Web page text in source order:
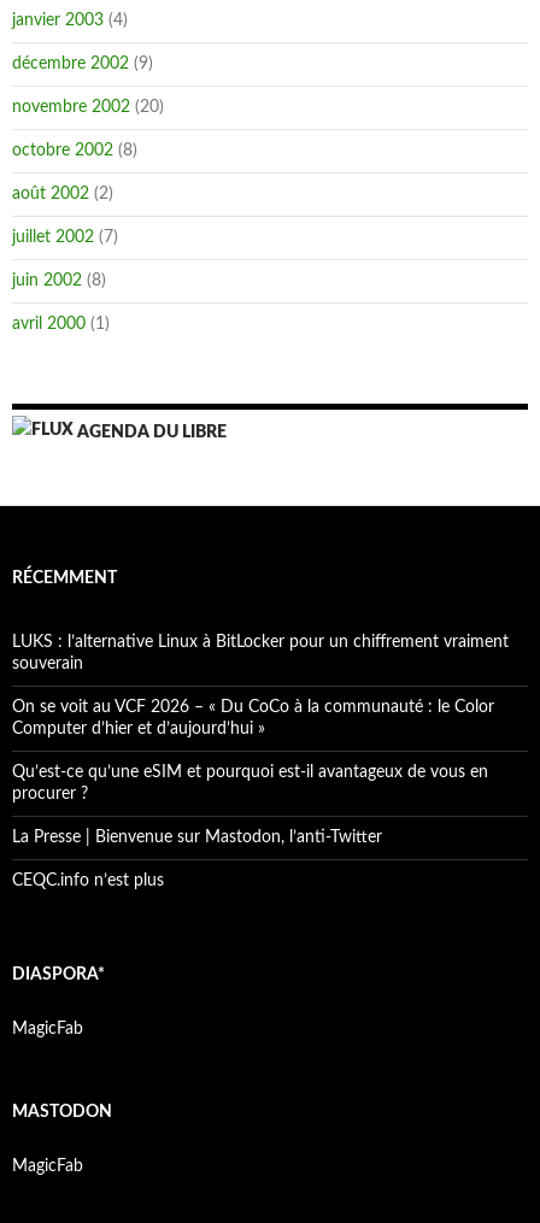
janvier 2003 (4)
décembre 2002 (9)
novembre 2002 (20)
octobre 2002 (8)
août 2002 (2)
juillet 2002 (7)
juin 2002 (8)
avril 2000 (1)
AGENDA DU LIBRE
RÉCEMMENT
LUKS : l’alternative Linux à BitLocker pour un chiffrement vraiment
souverain
On se voit au VCF 2026 – « Du CoCo à la communauté : le Color
Computer d’hier et d’aujourd’hui »
Qu’est-ce qu’une eSIM et pourquoi est-il avantageux de vous en
procurer ?
La Presse | Bienvenue sur Mastodon, l’anti-Twitter
CEQC.info n’est plus
DIASPORA*
MagicFab
MASTODON
MagicFab